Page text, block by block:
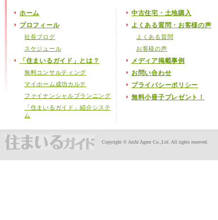
ホーム
プロフィール
社長ブログ
スケジュール
「住まいるガイド」とは？
無料コンサルティング
マイホーム成功カルテ
ファイナンシャルプランニング
「住まいるガイド」紹介システ
ム
中古住宅・土地購入
よくある質問・お客様の声
よくある質問
お客様の声
メディア掲載事例
お問い合わせ
プライバシーポリシー
無料小冊子プレゼント！
Copyright © Archi Agent Co.,Ltd. All rights reserved.